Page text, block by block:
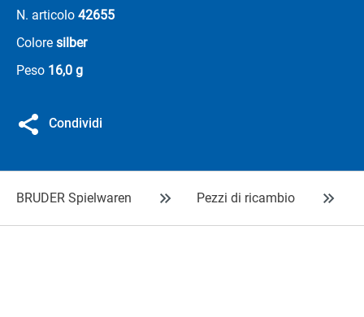
N. articolo 42655
Colore silber
Peso 16,0 g
Condividi
BRUDER Spielwaren Pezzi di ricambio